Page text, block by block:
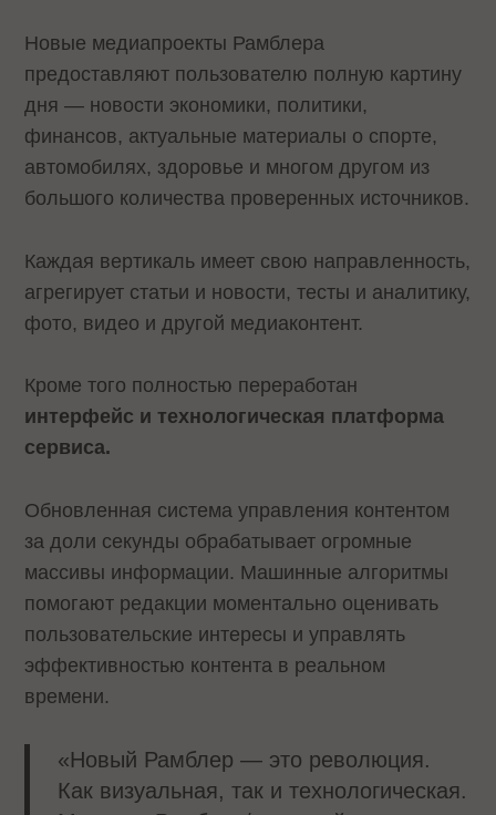
Новые медиапроекты Рамблера
предоставляют пользователю полную картину
дня — новости экономики, политики,
финансов, актуальные материалы о спорте,
автомобилях, здоровье и многом другом из
большого количества проверенных источников.
Каждая вертикаль имеет свою направленность,
агрегирует статьи и новости, тесты и аналитику,
фото, видео и другой медиаконтент.
Кроме того полностью переработан
интерфейс и технологическая платформа
сервиса.
Обновленная система управления контентом
за доли секунды обрабатывает огромные
массивы информации. Машинные алгоритмы
помогают редакции моментально оценивать
пользовательские интересы и управлять
эффективностью контента в реальном
времени.
«Новый Рамблер — это революция.
Как визуальная, так и технологическая.